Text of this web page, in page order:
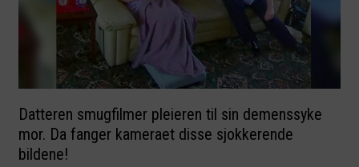
Datteren smugfilmer pleieren til sin demenssyke
mor. Da fanger kameraet disse sjokkerende
bildene!